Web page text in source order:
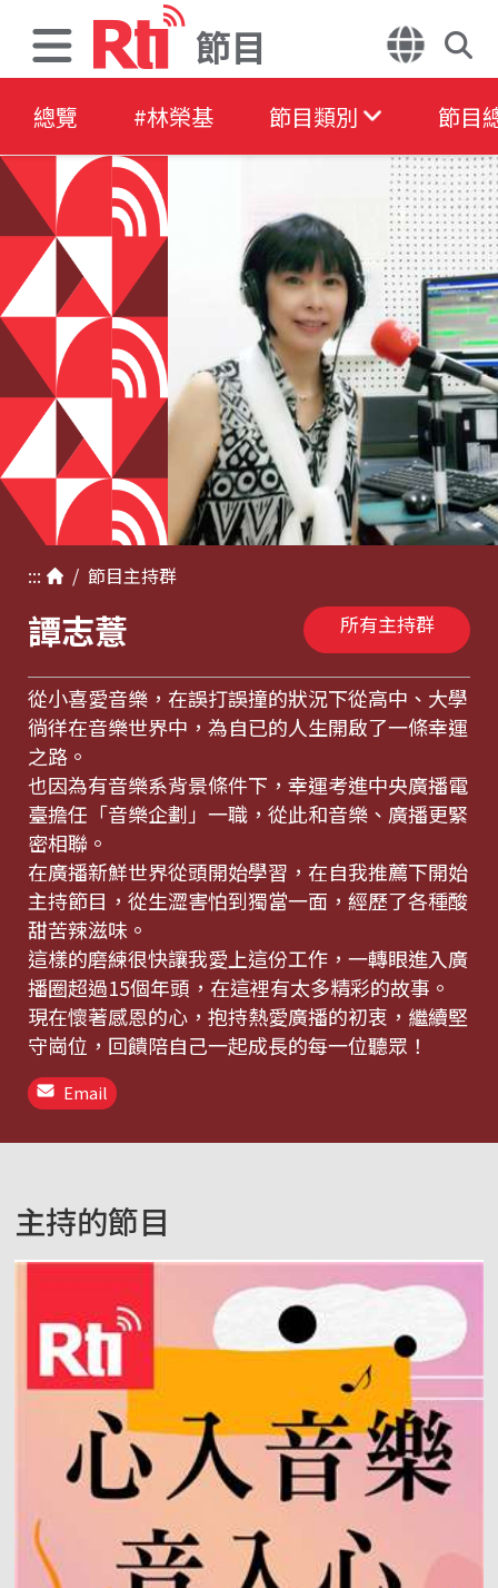
節目
總覽 #林榮基 節目類別 節目
::: / 節目主持群
譚志薏 所有主持群
從小喜愛音樂，在誤打誤撞的狀況下從高中、大學
徜徉在音樂世界中，為自已的人生開啟了一條幸運
之路。
也因為有音樂系背景條件下，幸運考進中央廣播電
臺擔任「音樂企劃」一職，從此和音樂、廣播更緊
密相聯。
在廣播新鮮世界從頭開始學習，在自我推薦下開始
主持節目，從生澀害怕到獨當一面，經歷了各種酸
甜苦辣滋味。
這樣的磨練很快讓我愛上這份工作，一轉眼進入廣
播圈超過15個年頭，在這裡有太多精彩的故事。
現在懷著感恩的心，抱持熱愛廣播的初衷，繼續堅
守崗位，回饋陪自己一起成長的每一位聽眾！
Email
主持的節目